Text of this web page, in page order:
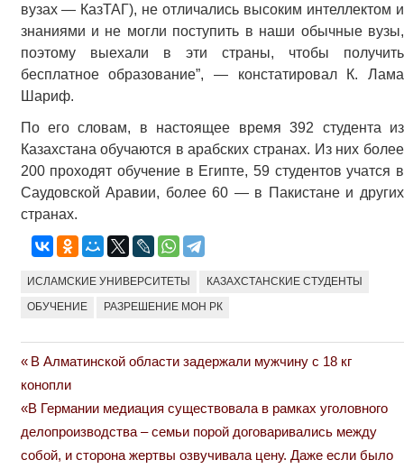
вузах — КазТАГ), не отличались высоким интеллектом и
знаниями и не могли поступить в наши обычные вузы,
поэтому выехали в эти страны, чтобы получить
бесплатное образование”, — констатировал К. Лама
Шариф.
По его словам, в настоящее время 392 студента из
Казахстана обучаются в арабских странах. Из них более
200 проходят обучение в Египте, 59 студентов учатся в
Саудовской Аравии, более 60 — в Пакистане и других
странах.
ИСЛАМСКИЕ УНИВЕРСИТЕТЫ КАЗАХСТАНСКИЕ СТУДЕНТЫ
ОБУЧЕНИЕ РАЗРЕШЕНИЕ МОН РК
Навигация
по
записям
Previous
Post:
В Алматинской области задержали мужчину с 18 кг
конопли
Next
Post:
«В Германии медиация существовала в рамках уголовного
делопроизводства – семьи порой договаривались между
собой, и сторона жертвы озвучивала цену. Даже если было